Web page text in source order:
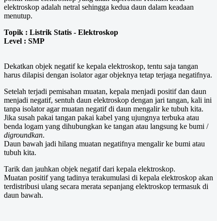
elektroskop adalah netral sehingga kedua daun dalam keadaan
menutup.
Topik : Listrik Statis - Elektroskop
Level : SMP
Dekatkan objek negatif ke kepala elektroskop, tentu saja tangan
harus dilapisi dengan isolator agar objeknya tetap terjaga negatifnya.
Setelah terjadi pemisahan muatan, kepala menjadi positif dan daun
menjadi negatif, sentuh daun elektroskop dengan jari tangan, kali ini
tanpa isolator agar muatan negatif di daun mengalir ke tubuh kita.
Jika susah pakai tangan pakai kabel yang ujungnya terbuka atau
benda logam yang dihubungkan ke tangan atau langsung ke bumi /
digroundkan.
Daun bawah jadi hilang muatan negatifnya mengalir ke bumi atau
tubuh kita.
Tarik dan jauhkan objek negatif dari kepala elektroskop.
Muatan positif yang tadinya terakumulasi di kepala elektroskop akan
terdistribusi ulang secara merata sepanjang elektroskop termasuk di
daun bawah.